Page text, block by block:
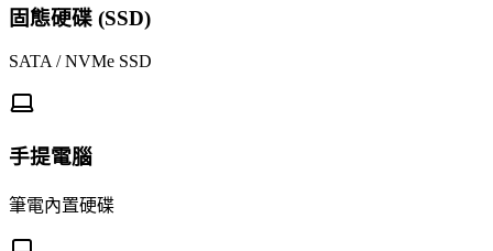
固態硬碟 (SSD)
SATA / NVMe SSD
手提電腦
筆電內置硬碟